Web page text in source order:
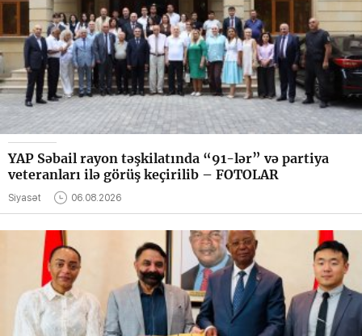
YAP Səbail rayon təşkilatında “91-lər” və partiya
veteranları ilə görüş keçirilib – FOTOLAR
Siyasət 06.08.2026